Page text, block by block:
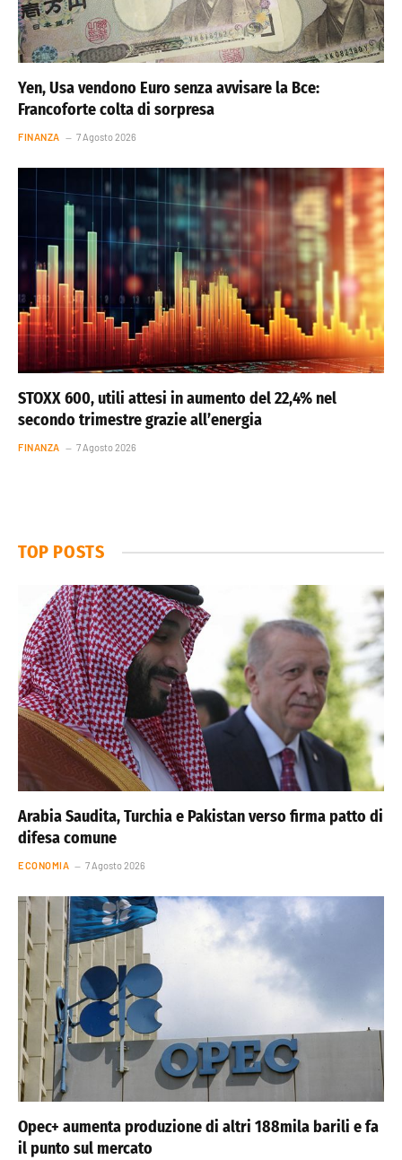
Yen, Usa vendono Euro senza avvisare la Bce:
Francoforte colta di sorpresa
FINANZA 7 Agosto 2026
STOXX 600, utili attesi in aumento del 22,4% nel
secondo trimestre grazie all’energia
FINANZA 7 Agosto 2026
TOP POSTS
Arabia Saudita, Turchia e Pakistan verso firma patto di
difesa comune
ECONOMIA 7 Agosto 2026
Opec+ aumenta produzione di altri 188mila barili e fa
il punto sul mercato